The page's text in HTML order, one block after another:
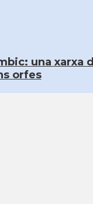
una xarxa
orfes